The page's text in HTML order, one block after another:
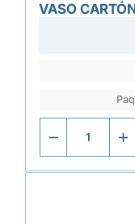
VASO